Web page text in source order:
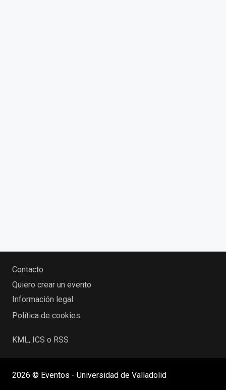
Contacto
Quiero crear un evento
Información legal
Política de cookies
KML, ICS o RSS
2026 © Eventos - Universidad de Valladolid